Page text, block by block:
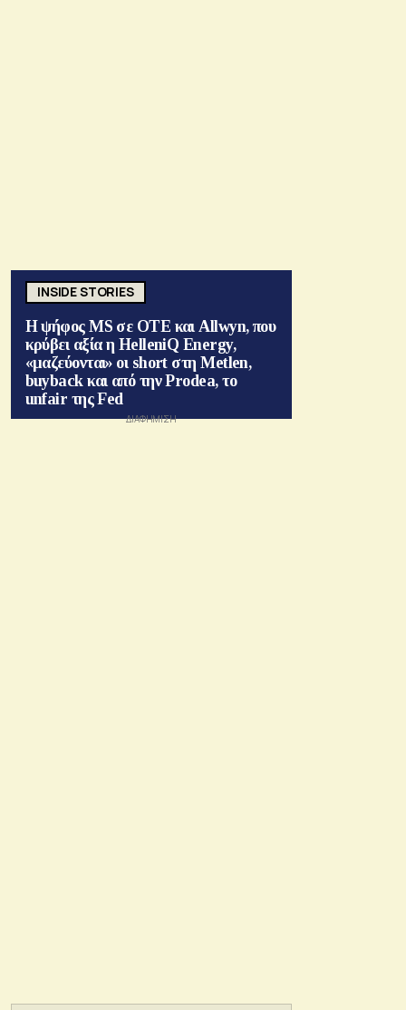
INSIDE STORIES
Η ψήφος MS σε ΟΤΕ και Allwyn, που
κρύβει αξία η HelleniQ Energy,
«μαζεύονται» οι short στη Metlen,
buyback και από την Prodea, το
unfair της Fed